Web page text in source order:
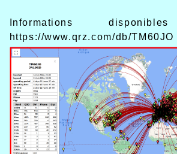
Informations
https://www.qrz.com/db/TM60JO